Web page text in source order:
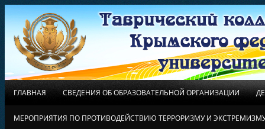
ГЛАВНАЯ СВЕДЕНИЯ ОБ ОБРАЗОВАТЕЛЬНОЙ ОРГАНИЗАЦИИ
МЕРОПРИЯТИЯ ПО ПРОТИВОДЕЙСТВИЮ ТЕРРОРИЗМУ И